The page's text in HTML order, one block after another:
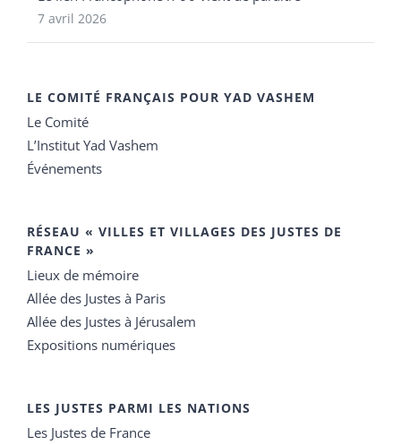
7 avril 2026
LE COMITÉ FRANÇAIS POUR YAD VASHEM
Le Comité
L’Institut Yad Vashem
Événements
RÉSEAU « VILLES ET VILLAGES DES JUSTES DE
FRANCE »
Lieux de mémoire
Allée des Justes à Paris
Allée des Justes à Jérusalem
Expositions numériques
LES JUSTES PARMI LES NATIONS
Les Justes de France